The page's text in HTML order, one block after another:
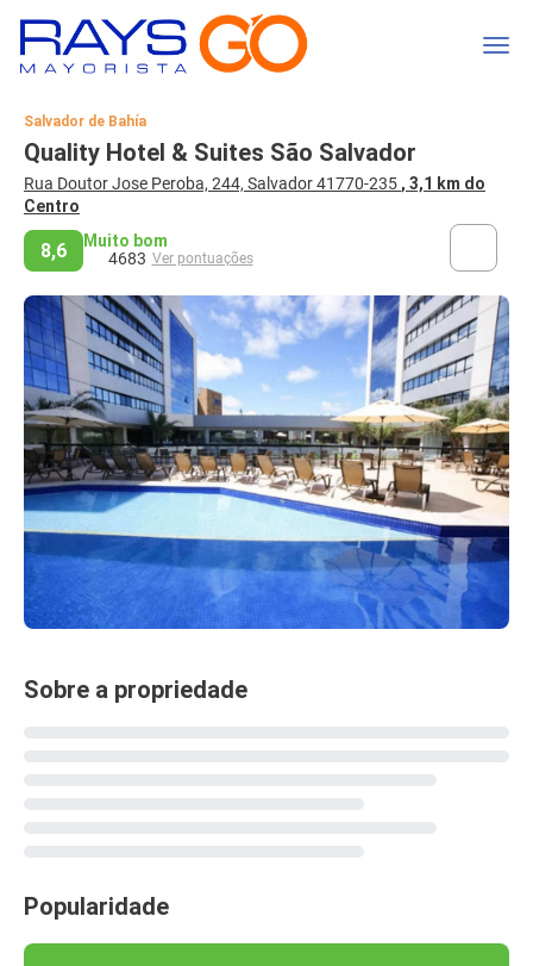
Salvador de Bahía
Quality Hotel & Suites São Salvador
Rua Doutor Jose Peroba, 244, Salvador 41770-235 , 3,1 km do
Centro
8,6
Muito bom
4683 Ver pontuações
Sobre a propriedade
Popularidade